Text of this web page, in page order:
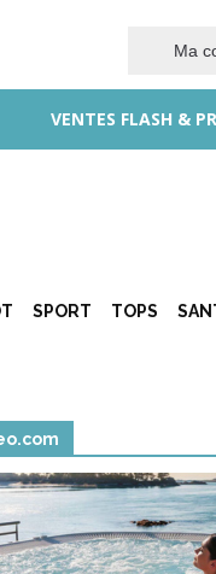
Ma
VENTES FLASH &
SPORT TOPS